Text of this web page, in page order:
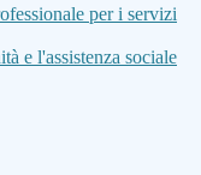
per i servizi
e l'assistenza sociale